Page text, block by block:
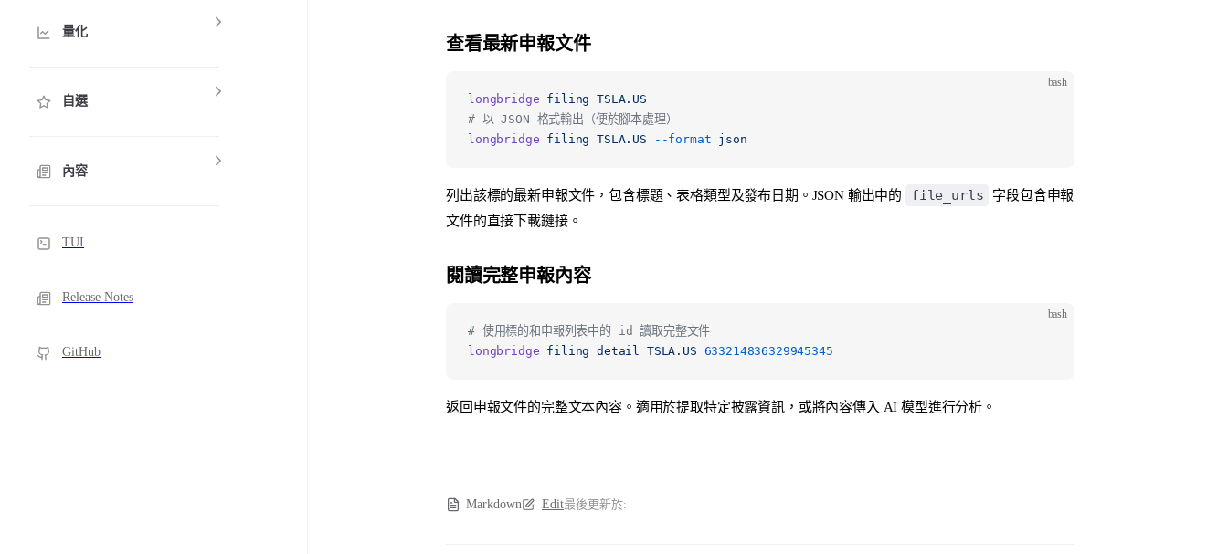
量化
自選
內容
TUI
Release Notes
GitHub
查看最新申報文件
bash
longbridge filing TSLA.US
# 以 JSON 格式輸出（便於腳本處理）
longbridge filing TSLA.US --format json
列出該標的最新申報文件，包含標題、表格類型及發布日期。JSON 輸出中的 file_urls
字段包含申報
文件的直接下載鏈接。
閱讀完整申報內容
bash
# 使用標的和申報列表中的 id 讀取完整文件
longbridge filing detail TSLA.US 633214836329945345
返回申報文件的完整文本內容。適用於提取特定披露資訊，或將內容傳入 AI 模型進行分析。
Markdown Edit最後更新於: